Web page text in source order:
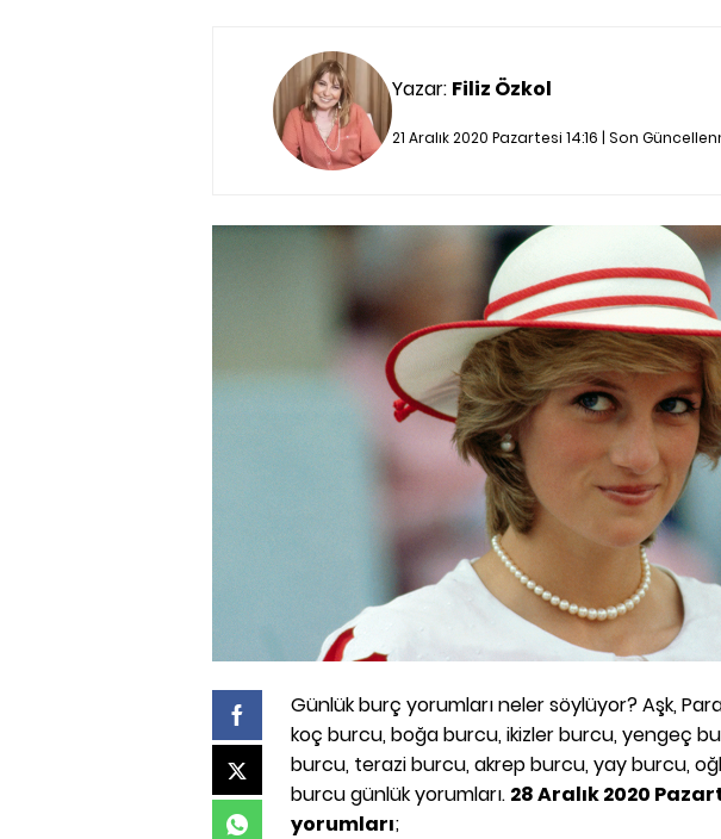
Yazar: Filiz Özkol
21 Aralık 2020 Pazartesi 14:16 | Son
Günlük burç yorumları neler söylüyor? Aşk,
koç burcu, boğa burcu, ikizler burcu, yengeç
burcu, terazi burcu, akrep burcu, yay burcu,
burcu günlük yorumları. 28 Aralık 2020
yorumları;